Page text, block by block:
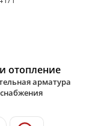
отопление
арматура